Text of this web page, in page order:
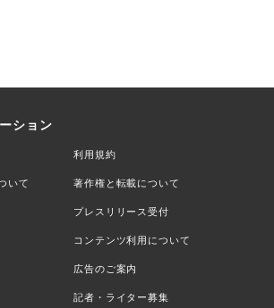
ション
利用規約
いて 著作権と転載について
プレスリリース受付
コンテンツ利用について
広告のご案内
記者・ライター募集